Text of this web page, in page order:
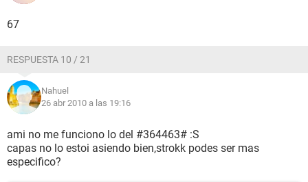
67
RESPUESTA 10 / 21
Nahuel
26 abr 2010 a las 19:16
ami no me funciono lo del #364463# :S
capas no lo estoi asiendo bien,strokk podes ser mas
especifico?